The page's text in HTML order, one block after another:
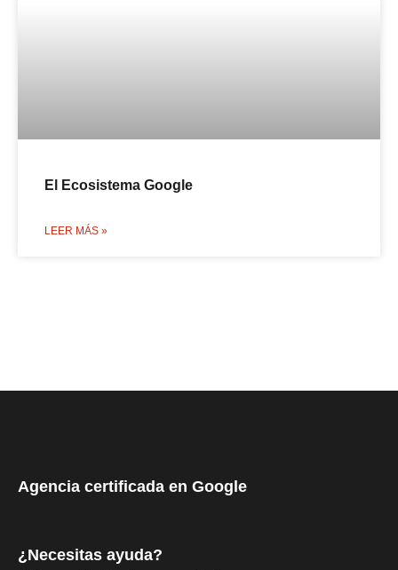
El Ecosistema Google
LEER MÁS »
Agencia certificada en Google
¿Necesitas ayuda?